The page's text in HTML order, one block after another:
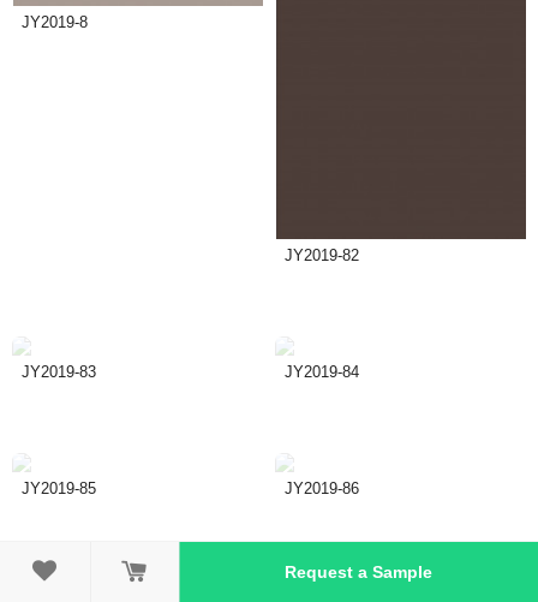
 Request a Sample
JY2019-8
JY2019-82
JY2019-83 JY2019-84
JY2019-85 JY2019-86